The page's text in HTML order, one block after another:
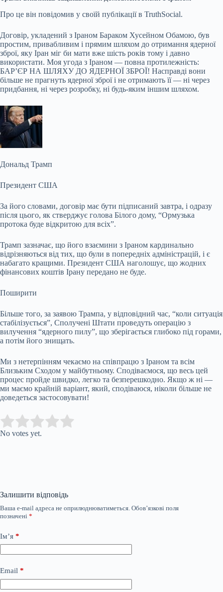
Про це він повідомив у своїй публікації в TruthSocial.
Договір, укладений з Іраном Бараком Хусейном Обамою, був
простим, привабливим і прямим шляхом до отримання ядерної
зброї, яку Іран міг би мати вже шість років тому і давно
використати. Моя угода з Іраном — повна протилежність:
БАР’ЄР НА ШЛЯХУ ДО ЯДЕРНОЇ ЗБРОЇ! Насправді вони
більше не прагнуть ядерної зброї і не отримають її — ні через
придбання, ні через розробку, ні будь-яким іншим шляхом.
Дональд Трамп
Президент США
За його словами, договір має бути підписаний завтра, і одразу
після цього, як стверджує голова Білого дому, “Ормузька
протока буде відкритою для всіх”.
Трамп зазначає, що його взаємини з Іраном кардинально
відрізняються від тих, що були в попередніх адміністрацій, і є
набагато кращими. Президент США наголошує, що жодних
фінансових коштів Ірану передано не буде.
Поширити
Більше того, за заявою Трампа, у відповідний час, “коли ситуація
стабілізується”, Сполучені Штати проведуть операцію з
вилучення “ядерного пилу”, що зберігається глибоко під горами,
а потім його знищать.
Ми з нетерпінням чекаємо на співпрацю з Іраном та всім
Близьким Сходом у майбутньому. Сподіваємося, що весь цей
процес пройде швидко, легко та безперешкодно. Якщо ж ні —
ми маємо крайній варіант, який, сподіваюся, ніколи більше не
доведеться застосовувати!
Rate this item:
No votes yet.
Залишити відповідь
Ваша e-mail адреса не оприлюднюватиметься. Обов’язкові поля
позначені *
Ім’я *
Email *